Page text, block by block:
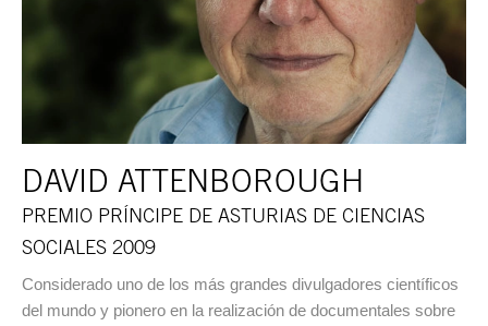
DAVID ATTENBOROUGH
PREMIO PRÍNCIPE DE ASTURIAS DE CIENCIAS
SOCIALES 2009
Considerado uno de los más grandes divulgadores científicos
del mundo y pionero en la realización de documentales sobre